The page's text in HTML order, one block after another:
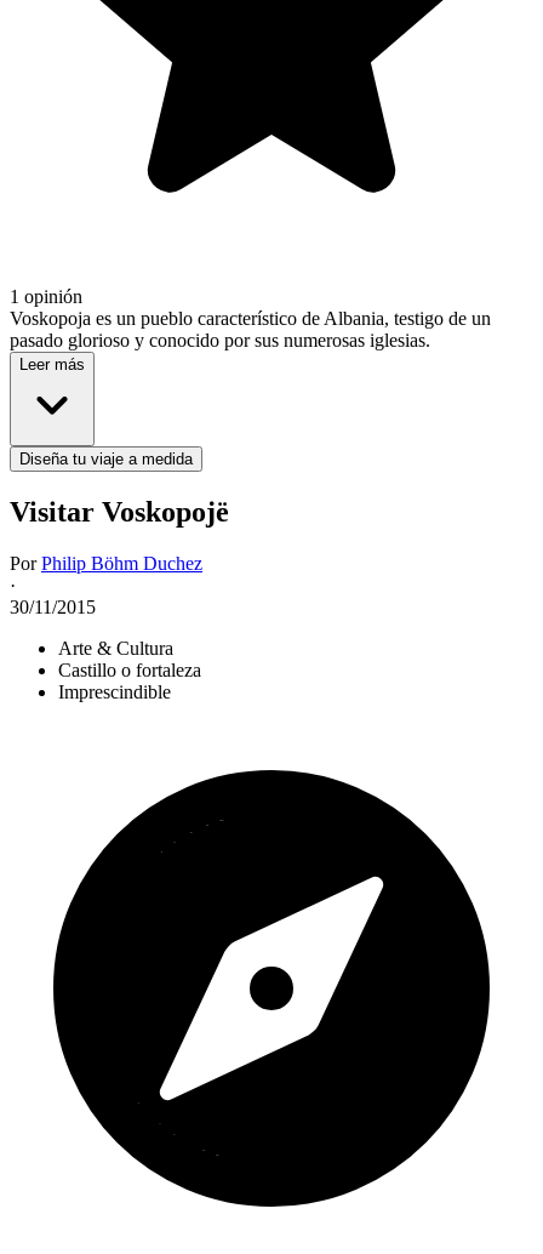
1 opinión
Voskopoja es un pueblo característico de Albania, testigo de un
pasado glorioso y conocido por sus numerosas iglesias.
Leer más
Diseña tu viaje a medida
Visitar Voskopojë
PorPhilip Böhm Duchez
·
30/11/2015
Arte & Cultura
Castillo o fortaleza
Imprescindible